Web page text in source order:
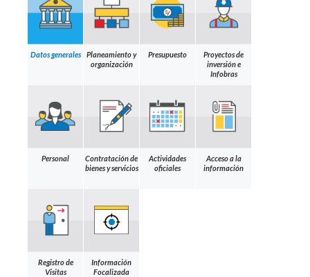
Datos generales
Planeamiento y
organización
Presupuesto
Proyectos de
inversión e
Infobras
Personal
Contratación de
bienes y servicios
Actividades
oficiales
Acceso a la
información
Registro de
Visitas
Información
Focalizada